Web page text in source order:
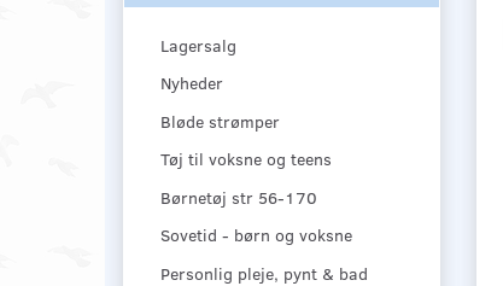
Lagersalg
Nyheder
Bløde strømper
Tøj til voksne og teens
Børnetøj str 56-170
Sovetid - børn og voksne
Personlig pleje, pynt & bad